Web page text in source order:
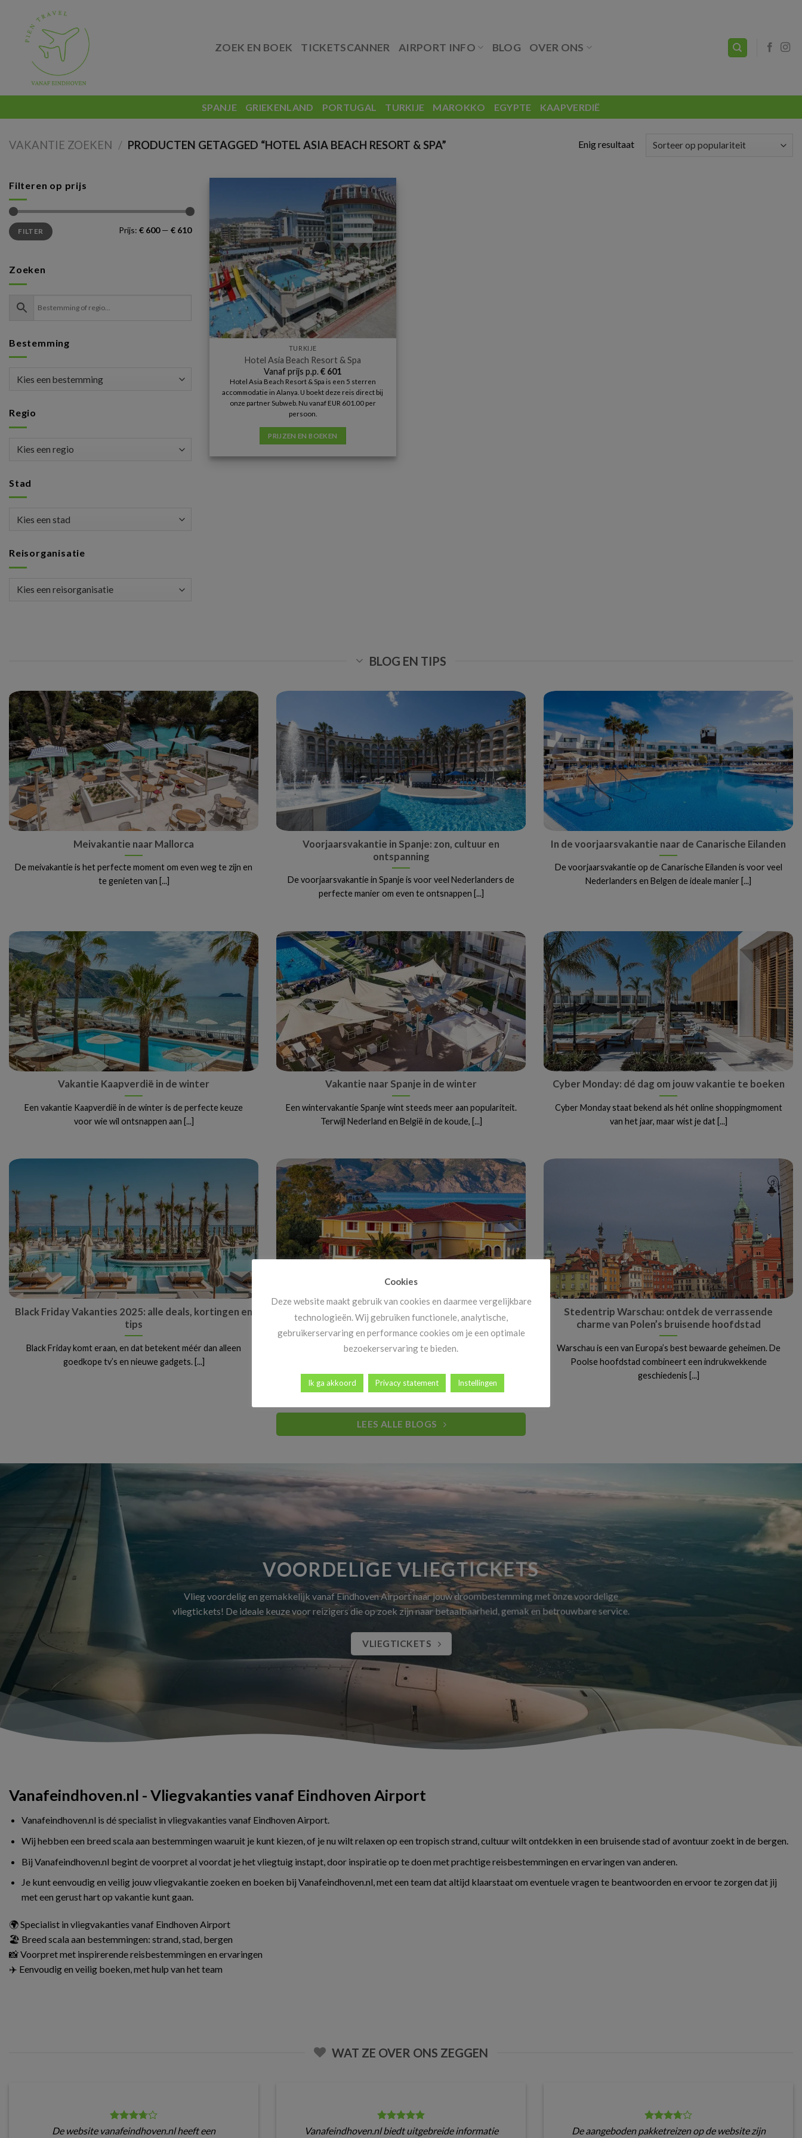
content
ZOEK EN BOEK TICKETSCANNER AIRPORT INFO BLOG OVER ONS
SPANJE GRIEKENLAND PORTUGAL TURKIJE MAROKKO EGYPTE KAAPVERDIË
VAKANTIE ZOEKEN / PRODUCTEN GETAGGED “HOTEL ASIA BEACH RESORT & SPA” Enig resultaat
Filteren op prijs
Min.
prijs
Max.
prijsFILTER Prijs: € 600— € 610
Zoeken
Bestemming
Regio
Stad
Reisorganisatie
TURKIJE
Hotel Asia Beach Resort & Spa
Vanaf prijs p.p.€ 601
Hotel Asia Beach Resort & Spa is een 5 sterren
accommodatie in Alanya. U boekt deze reis direct bij
onze partner Subweb. Nu vanaf EUR 601.00 per
persoon.
PRIJZEN EN BOEKEN
BLOG EN TIPS
Meivakantie naar Mallorca
De meivakantie is het perfecte moment om even weg te zijn en
te genieten van [...]
Voorjaarsvakantie in Spanje: zon, cultuur en
ontspanning
De voorjaarsvakantie in Spanje is voor veel Nederlanders de
perfecte manier om even te ontsnappen [...]
In de voorjaarsvakantie naar de Canarische Eilanden
De voorjaarsvakantie op de Canarische Eilanden is voor veel
Nederlanders en Belgen de ideale manier [...]
Vakantie Kaapverdië in de winter
Een vakantie Kaapverdië in de winter is de perfecte keuze
voor wie wil ontsnappen aan [...]
Vakantie naar Spanje in de winter
Een wintervakantie Spanje wint steeds meer aan populariteit.
Terwijl Nederland en België in de koude, [...]
Cyber Monday: dé dag om jouw vakantie te boeken
Cyber Monday staat bekend als hét online shoppingmoment
van het jaar, maar wist je dat [...]
Black Friday Vakanties 2025: alle deals, kortingen en
tips
Black Friday komt eraan, en dat betekent méér dan alleen
goedkope tv’s en nieuwe gadgets. [...]
Vanaf 14 november: megakortingen op ál je
vakanties!
Heb jij al vakantiekriebels? Goed nieuws! Vanaf 14 november
Stedentrip Warschau: ontdek de verrassende
charme van Polen’s bruisende hoofdstad
Warschau is een van Europa’s best bewaarde geheimen. De
Poolse hoofdstad combineert een indrukwekkende
geschiedenis [...]
LEES ALLE BLOGS
VOORDELIGE VLIEGTICKETS
Vlieg voordelig en gemakkelijk vanaf Eindhoven Airport naar jouw droombestemming met onze voordelige
vliegtickets! De ideale keuze voor reizigers die op zoek zijn naar betaalbaarheid, gemak en betrouwbare service.
VLIEGTICKETS
Vanafeindhoven.nl - Vliegvakanties vanaf Eindhoven Airport
Vanafeindhoven.nl is dé specialist in vliegvakanties vanaf Eindhoven Airport.
Wij hebben een breed scala aan bestemmingen waaruit je kunt kiezen, of je nu wilt relaxen op een tropisch strand, cultuur wilt ontdekken in een bruisende stad of avontuur zoekt in de bergen.
Bij Vanafeindhoven.nl begint de voorpret al voordat je het vliegtuig instapt, door inspiratie op te doen met prachtige reisbestemmingen en ervaringen van anderen.
Je kunt eenvoudig en veilig jouw vliegvakantie zoeken en boeken bij Vanafeindhoven.nl, met een team dat altijd klaarstaat om eventuele vragen te beantwoorden en ervoor te zorgen dat jij
met een gerust hart op vakantie kunt gaan.
🌍 Specialist in vliegvakanties vanaf Eindhoven Airport
🏖️ Breed scala aan bestemmingen: strand, stad, bergen
📸 Voorpret met inspirerende reisbestemmingen en ervaringen
✈️ Eenvoudig en veilig boeken, met hulp van het team
WAT ZE OVER ONS ZEGGEN
De website vanafeindhoven.nl heeft een Vanafeindhoven.nl biedt uitgebreide informatie De aangeboden pakketreizen op de website zijn
Cookies
Deze website maakt gebruik van cookies en daarmee vergelijkbare
technologieën. Wij gebruiken functionele, analytische,
gebruikerservaring en performance cookies om je een optimale
bezoekerservaring te bieden.
Ik ga akkoord Privacy statement Instellingen